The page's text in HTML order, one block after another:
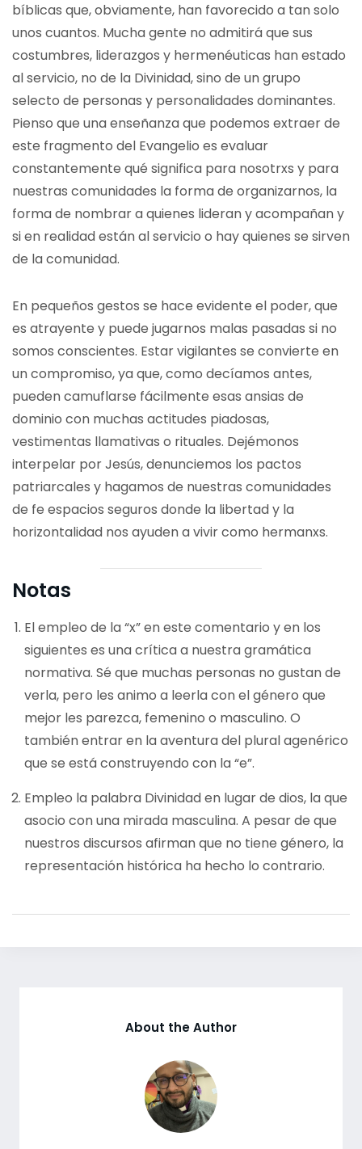
bíblicas que, obviamente, han favorecido a tan solo
unos cuantos. Mucha gente no admitirá que sus
costumbres, liderazgos y hermenéuticas han estado
al servicio, no de la Divinidad, sino de un grupo
selecto de personas y personalidades dominantes.
Pienso que una enseñanza que podemos extraer de
este fragmento del Evangelio es evaluar
constantemente qué significa para nosotrxs y para
nuestras comunidades la forma de organizarnos, la
forma de nombrar a quienes lideran y acompañan y
si en realidad están al servicio o hay quienes se sirven
de la comunidad.
En pequeños gestos se hace evidente el poder, que
es atrayente y puede jugarnos malas pasadas si no
somos conscientes. Estar vigilantes se convierte en
un compromiso, ya que, como decíamos antes,
pueden camuflarse fácilmente esas ansias de
dominio con muchas actitudes piadosas,
vestimentas llamativas o rituales. Dejémonos
interpelar por Jesús, denunciemos los pactos
patriarcales y hagamos de nuestras comunidades
de fe espacios seguros donde la libertad y la
horizontalidad nos ayuden a vivir como hermanxs.
Notas
El empleo de la “x” en este comentario y en los
siguientes es una crítica a nuestra gramática
normativa. Sé que muchas personas no gustan de
verla, pero les animo a leerla con el género que
mejor les parezca, femenino o masculino. O
también entrar en la aventura del plural agenérico
que se está construyendo con la “e”.
Empleo la palabra Divinidad en lugar de dios, la que
asocio con una mirada masculina. A pesar de que
nuestros discursos afirman que no tiene género, la
representación histórica ha hecho lo contrario.
About the Author